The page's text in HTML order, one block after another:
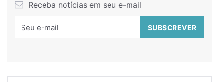
Receba notícias em seu e-mail